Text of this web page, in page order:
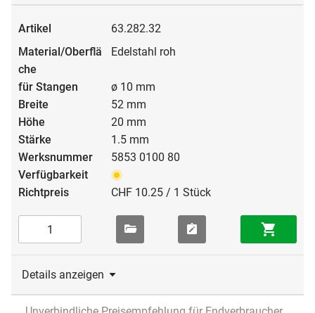
63.282.32
Edelstahl roh
ø 10 mm
52 mm
20 mm
1.5 mm
5853 0100 80
CHF 10.25 / 1 Stück
Details anzeigen